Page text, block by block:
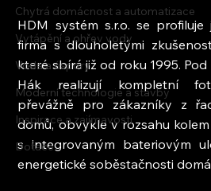
Chytrá domácnost a automatizace
Vytápění a ohřev vody
Voda a úspory
Moderní technologie a stavby
Inspirace a zajímavosti
Dotace
HDM systém s.r.o. se profiluje
firma s dlouholetými
které sbírá již od roku 1995.
Hák realizují kompletní
převážně pro zákazníky z
domů, obvykle v rozsahu
s integrovaným bateriovým
energetické soběstačnosti